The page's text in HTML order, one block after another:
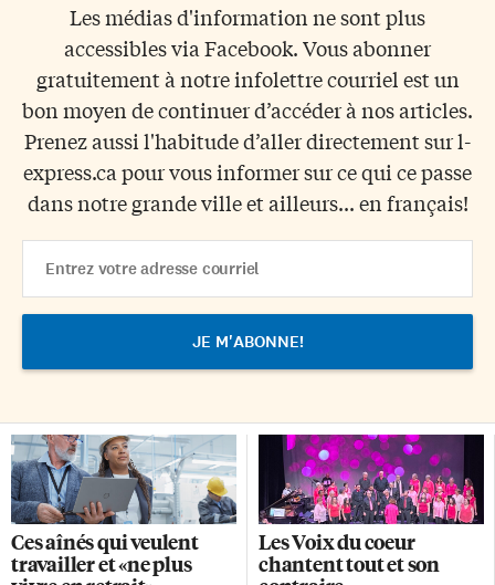
Les médias d'information ne sont plus
accessibles via Facebook. Vous abonner
gratuitement à notre infolettre courriel est un
bon moyen de continuer d’accéder à nos articles.
Prenez aussi l'habitude d’aller directement sur l-
express.ca pour vous informer sur ce qui ce passe
dans notre grande ville et ailleurs... en français!
Address
Ces aînés qui veulent
travailler et «ne plus
Les Voix du coeur
chantent tout et son